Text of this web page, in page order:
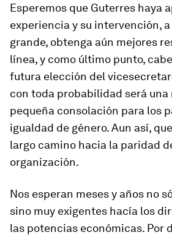
Esperemos que Guterres haya
experiencia y su intervención,
grande, obtenga aún mejores
línea, y como último punto,
futura elección del
con toda probabilidad será una
pequeña consolación para los
igualdad de género. Aun así,
largo camino hacia la paridad
organización.
Nos esperan meses y años no
sino muy exigentes hacía los
las potencias económicas. Por